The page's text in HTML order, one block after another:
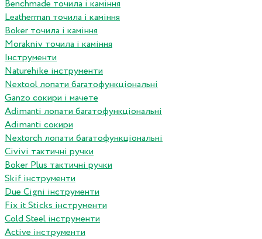
Benchmade точила і каміння
Leatherman точила і каміння
Boker точила і каміння
Morakniv точила і каміння
Інструменти
Naturehike інструменти
Nextool лопати багатофункціональні
Ganzo сокири і мачете
Adimanti лопати багатофункціональні
Adimanti сокири
Nextorch лопати багатофункціональні
Сivivi тактичні ручки
Boker Plus тактичні ручки
Skif інструменти
Due Cigni інструменти
Fix it Sticks інструменти
Сold Steel інструменти
Active інструменти